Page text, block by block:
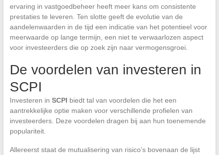
ervaring in vastgoedbeheer heeft meer kans om consistente
prestaties te leveren. Ten slotte geeft de evolutie van de
aandelenwaarden in de tijd een indicatie van het potentieel voor
meerwaarde op lange termijn, een niet te verwaarlozen aspect
voor investeerders die op zoek zijn naar vermogensgroei.
De voordelen van investeren in
SCPI
Investeren in SCPI biedt tal van voordelen die het een
aantrekkelijke optie maken voor verschillende profielen van
investeerders. Deze voordelen dragen bij aan hun toenemende
populariteit.
Allereerst staat de mutualisering van risico’s bovenaan de lijst